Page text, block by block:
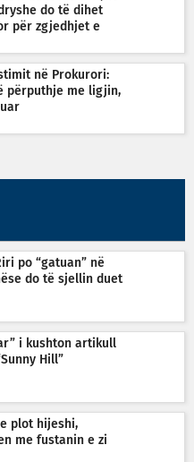
do të dihet
për zgjedhjet e
në Prokurori:
përputhje me ligjin,
po “gatuan” në
do të sjellin duet
i kushton artikull
Hill”
plot hijeshi,
me fustanin e zi